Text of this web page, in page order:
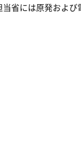
省には原発およ